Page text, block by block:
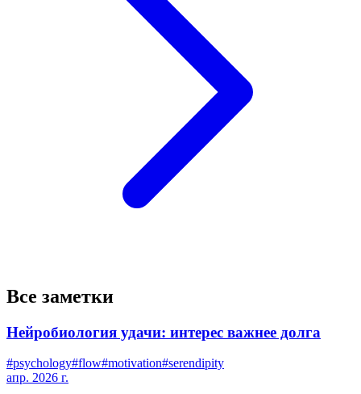
Все заметки
Нейробиология удачи: интерес важнее долга
#psychology#flow#motivation#serendipity
апр. 2026 г.